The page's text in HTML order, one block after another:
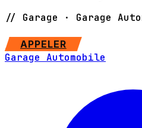
// Garage · Garage
APPELER
Garage Automobile